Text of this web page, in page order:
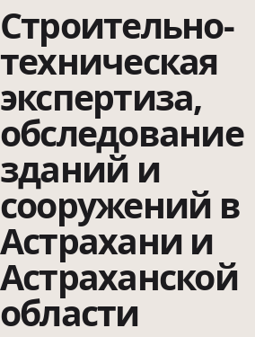
Строительно-
техническая
экспертиза,
обследование
зданий и
сооружений в
Астрахани и
Астраханской
области